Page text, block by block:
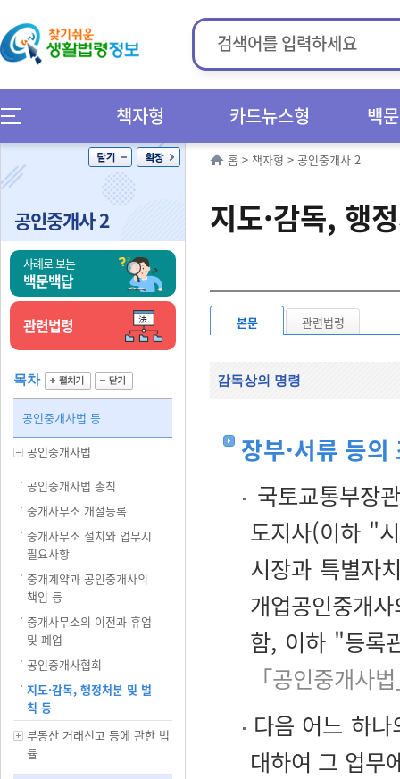
책자형 카드뉴스형 백
공인중개사 2
사례로 보는
백문백답
관련법령
목차
공인중개사법 등
공인중개사법
공인중개사법 총칙
중개사무소 개설등록
중개사무소 설치와 업무시
필요사항
중개계약과 공인중개사의
책임 등
중개사무소의 이전과 휴업
및 폐업
공인중개사협회
지도·감독, 행정처분 및 벌
칙 등
부동산 거래신고 등에 관한 법
률
홈 > 책자형 > 공인중개사 2
지도·감독, 행
본문 관련법령
감독상의 명령
장부·서류 등
국토교통부장
도지사(이하 "
시장과 특별자
개업공인중개
함, 이하 "등록
「공인중개사
다음 어느 하
대하여 그 업무